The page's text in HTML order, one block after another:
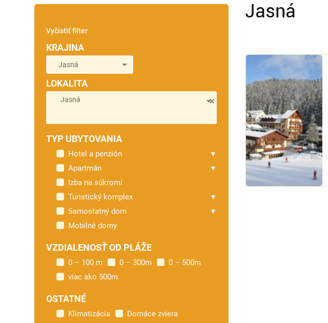
Vyčistiť filter
KRAJINA
LOKALITA
Jasná
TYP UBYTOVANIA
Hotel a penzión
Apartmán
Izba na súkromí
Turistický komplex
Samostatný dom
Mobilné domy
VZDIALENOSŤ OD PLÁŽE
0 – 100 m 0 – 300m
0 – 500m
viac ako 500m
OSTATNÉ
Klimatizácia
Domáce zviera
Jasná